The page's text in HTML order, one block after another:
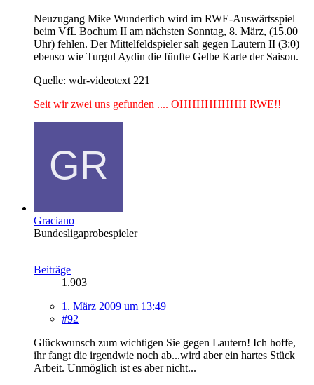
Neuzugang Mike Wunderlich wird im RWE-Auswärtsspiel
beim VfL Bochum II am nächsten Sonntag, 8. März, (15.00
Uhr) fehlen. Der Mittelfeldspieler sah gegen Lautern II (3:0)
ebenso wie Turgul Aydin die fünfte Gelbe Karte der Saison.
Quelle: wdr-videotext 221
Seit wir zwei uns gefunden .... OHHHHHHHH RWE!!
Graciano
Bundesligaprobespieler
Beiträge
1.903
1. März 2009 um 13:49
#92
Glückwunsch zum wichtigen Sie gegen Lautern! Ich hoffe,
ihr fangt die irgendwie noch ab...wird aber ein hartes Stück
Arbeit. Unmöglich ist es aber nicht...